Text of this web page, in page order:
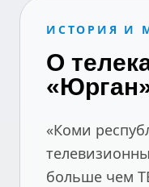
ИСТОРИЯ И
О
«Коми
больше чем